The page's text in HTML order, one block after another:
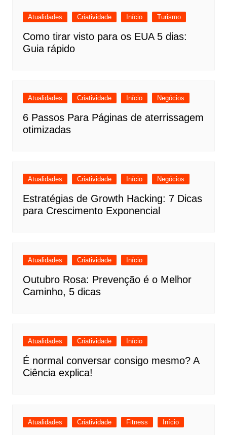
Atualidades Criatividade Início Turismo
Como tirar visto para os EUA 5 dias:
Guia rápido
Atualidades Criatividade Início Negócios
6 Passos Para Páginas de aterrissagem
otimizadas
Atualidades Criatividade Início Negócios
Estratégias de Growth Hacking: 7 Dicas
para Crescimento Exponencial
Atualidades Criatividade Início
Outubro Rosa: Prevenção é o Melhor
Caminho, 5 dicas
Atualidades Criatividade Início
É normal conversar consigo mesmo? A
Ciência explica!
Atualidades Criatividade Fitness Início